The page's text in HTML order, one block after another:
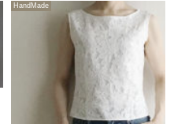
HandMade